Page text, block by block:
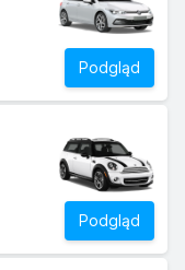
Podgląd
Podgląd